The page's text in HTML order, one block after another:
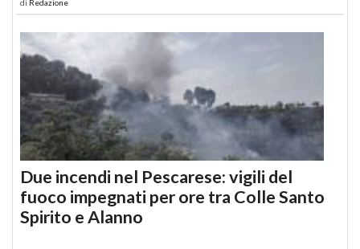
di Redazione
Due incendi nel Pescarese: vigili del
fuoco impegnati per ore tra Colle Santo
Spirito e Alanno